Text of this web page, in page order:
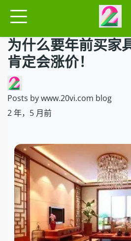
为什么要年前买家
肯定会涨价！
Posts by www.20vi.com blog
2 年，5 月前